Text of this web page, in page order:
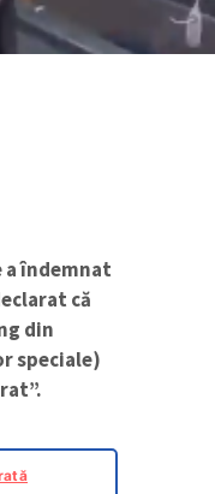
a îndemnat
că
din
speciale)